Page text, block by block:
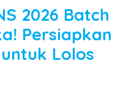
2026 Batch
Persiapkan
Lolos